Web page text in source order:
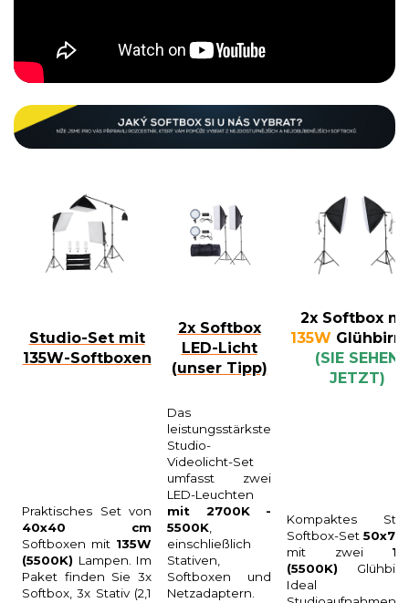
Studio-Set mit
135W-Softboxen
2x Softbox
LED-Licht
(unser Tipp)
2x Softbox
135W
(SIE SEHEN
JETZT)
Praktisches Set von
40x40 cm
Softboxen mit 135W
(5500K) Lampen. Im
Paket finden Sie 3x
Softbox, 3x Stativ (2,1
Das
leistungsstärkste
Studio-
Videolicht-Set
umfasst zwei
LED-Leuchten
mit 2700K -
5500K,
einschließlich
Stativen,
Softboxen und
Netzadaptern.
Kompaktes
Softbox-Set 50x70
mit zwei
(5500K)
Ideal